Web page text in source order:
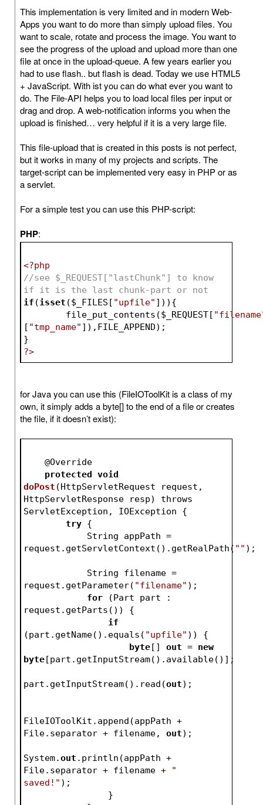
This implementation is very limited and in modern Web-
Apps you want to do more than simply upload files. You
want to scale, rotate and process the image. You want to
see the progress of the upload and upload more than one
file at once in the upload-queue. A few years earlier you
had to use flash.. but flash is dead. Today we use HTML5
+ JavaScript. With ist you can do what ever you want to
do. The File-API helps you to load local files per input or
drag and drop. A web-notification informs you when the
upload is finished… very helpful if it is a very large file.
This file-upload that is created in this posts is not perfect,
but it works in many of my projects and scripts. The
target-script can be implemented very easy in PHP or as
a servlet.
For a simple test you can use this PHP-script:
PHP:
<?php
//see $_REQUEST["lastChunk"] to know
if it is the last chunk-part or not
if (isset ($_FILES [ "upfile" ])){
	file_put_contents(
$_REQUEST[
[ "tmp_name" ]),FILE_APPEND);
}
?>
for Java you can use this (FileIOToolKit is a class of my
own, it simply adds a byte[] to the end of a file or creates
the file, if it doesn’t exist):
    @
Override
protected void
doPost (HttpServletRequest request,
HttpServletResponse resp) throws
ServletException, IOException {
try {
request.getServletContext().getRealPath( "" );
request.getParameter( "filename" );
for (Part part :
request.getParts()) {
if
(part.getName().equals( "upfile" )) {
byte[] out = new
byte[part.getInputStream().available()];
part.getInputStream().read(out);
FileIOToolKit.append(appPath +
File.separator + filename, out);
System.out .println(appPath +
File.separator + filename +
"
saved!" );
                }